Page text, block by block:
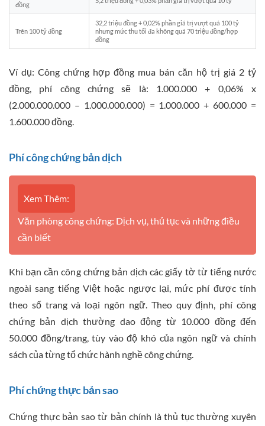
đồng
Trên 100 tỷ đồng
32,2 triệu đồng + 0,02% phần giá trị vượt quá 100 tỷ
nhưng mức thu tối đa không quá 70 triệu đồng/hợp
đồng
Ví dụ: Công chứng hợp đồng mua bán căn hộ trị giá 2 tỷ
đồng, phí công chứng sẽ là: 1.000.000 + 0,06% x
(2.000.000.000 – 1.000.000.000) = 1.000.000 + 600.000 =
1.600.000 đồng.
Phí công chứng bản dịch
Xem Thêm:
Văn phòng công chứng: Dịch vụ, thủ tục và những điều
cần biết
Khi bạn cần công chứng bản dịch các giấy tờ từ tiếng nước
ngoài sang tiếng Việt hoặc ngược lại, mức phí được tính
theo số trang và loại ngôn ngữ. Theo quy định, phí công
chứng bản dịch thường dao động từ 10.000 đồng đến
50.000 đồng/trang, tùy vào độ khó của ngôn ngữ và chính
sách của từng tổ chức hành nghề công chứng.
Phí chứng thực bản sao
Chứng thực bản sao từ bản chính là thủ tục thường xuyên